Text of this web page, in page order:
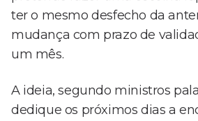
ter o mesmo desfecho da
mudança com prazo de
um mês.
A ideia, segundo ministros
dedique os próximos dias a